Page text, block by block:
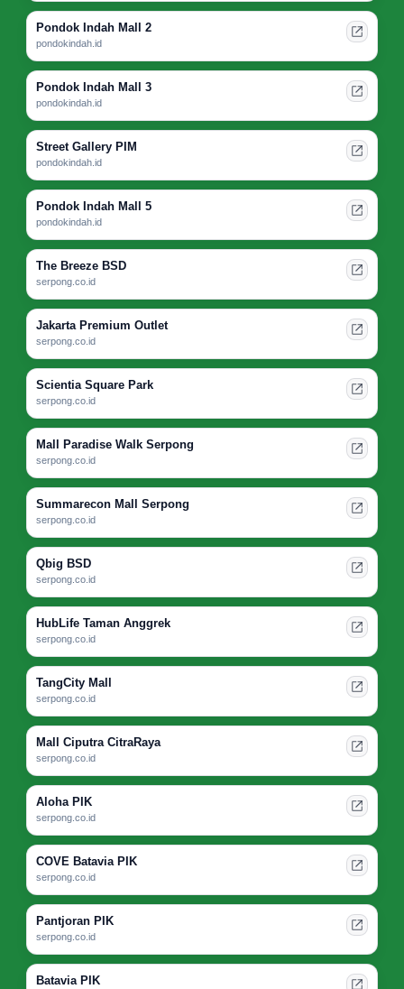
Pondok Indah Mall 2
pondokindah.id
Pondok Indah Mall 3
pondokindah.id
Street Gallery PIM
pondokindah.id
Pondok Indah Mall 5
pondokindah.id
The Breeze BSD
serpong.co.id
Jakarta Premium Outlet
serpong.co.id
Scientia Square Park
serpong.co.id
Mall Paradise Walk Serpong
serpong.co.id
Summarecon Mall Serpong
serpong.co.id
Qbig BSD
serpong.co.id
HubLife Taman Anggrek
serpong.co.id
TangCity Mall
serpong.co.id
Mall Ciputra CitraRaya
serpong.co.id
Aloha PIK
serpong.co.id
COVE Batavia PIK
serpong.co.id
Pantjoran PIK
serpong.co.id
Batavia PIK